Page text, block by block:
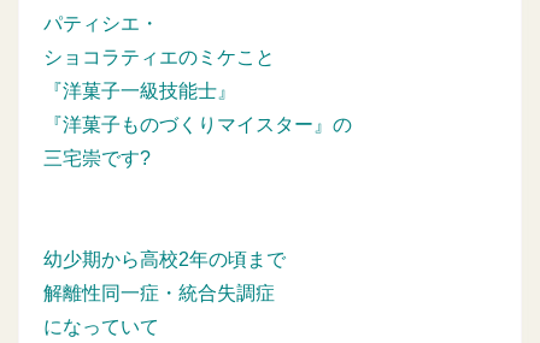
パティシエ・
ショコラティエのミケこと
『洋菓子一級技能士』
『洋菓子ものづくりマイスター』の
三宅崇です?
幼少期から高校2年の頃まで
解離性同一症・統合失調症
になっていて